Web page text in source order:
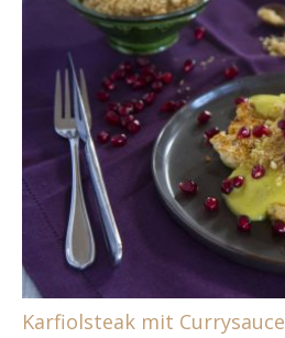
Karfiolsteak mit Currysauce